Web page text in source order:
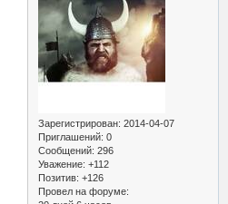
Зарегистрирован: 2014-04-07
Приглашений: 0
Сообщений: 296
Уважение: +112
Позитив: +126
Провел на форуме: